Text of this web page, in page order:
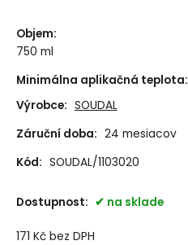
Objem:
750 ml
Minimálna aplikačná teplota:
Výrobce: SOUDAL
Záruční doba: 24 mesiacov
Kód: SOUDAL/1103020
Dostupnost: na sklade
171 Kč bez DPH